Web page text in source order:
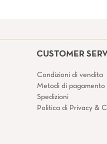
CUSTOMER
Condizioni di vendita
Metodi di pagamento
Spedizioni
Politica di Privacy &